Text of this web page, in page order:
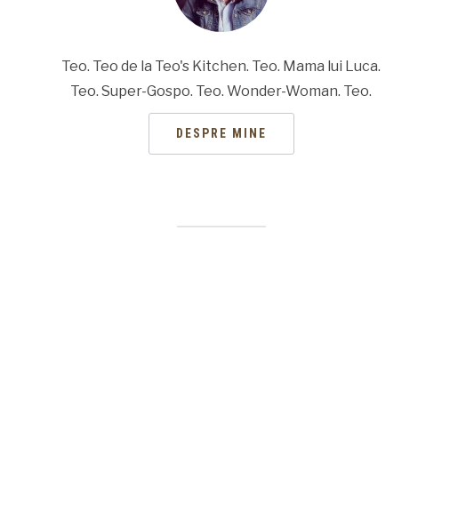
Teo. Teo de la Teo's Kitchen. Teo. Mama lui Luca.
Teo. Super-Gospo. Teo. Wonder-Woman. Teo.
DESPRE MINE